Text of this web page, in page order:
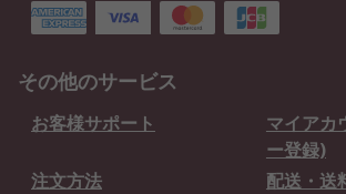
その他のサービス
お客様サポート
マイアカ
ー登録)
注文方法
配送・送